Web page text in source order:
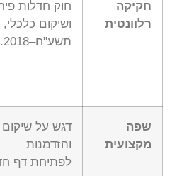
חקיקה
רלוונטית
חוק חדלות
ושיקום כלכלי,
תשע"ח–2018.
שפה
מקצועית
דגש על שיקום
והזדמנות
לפתיחת דף